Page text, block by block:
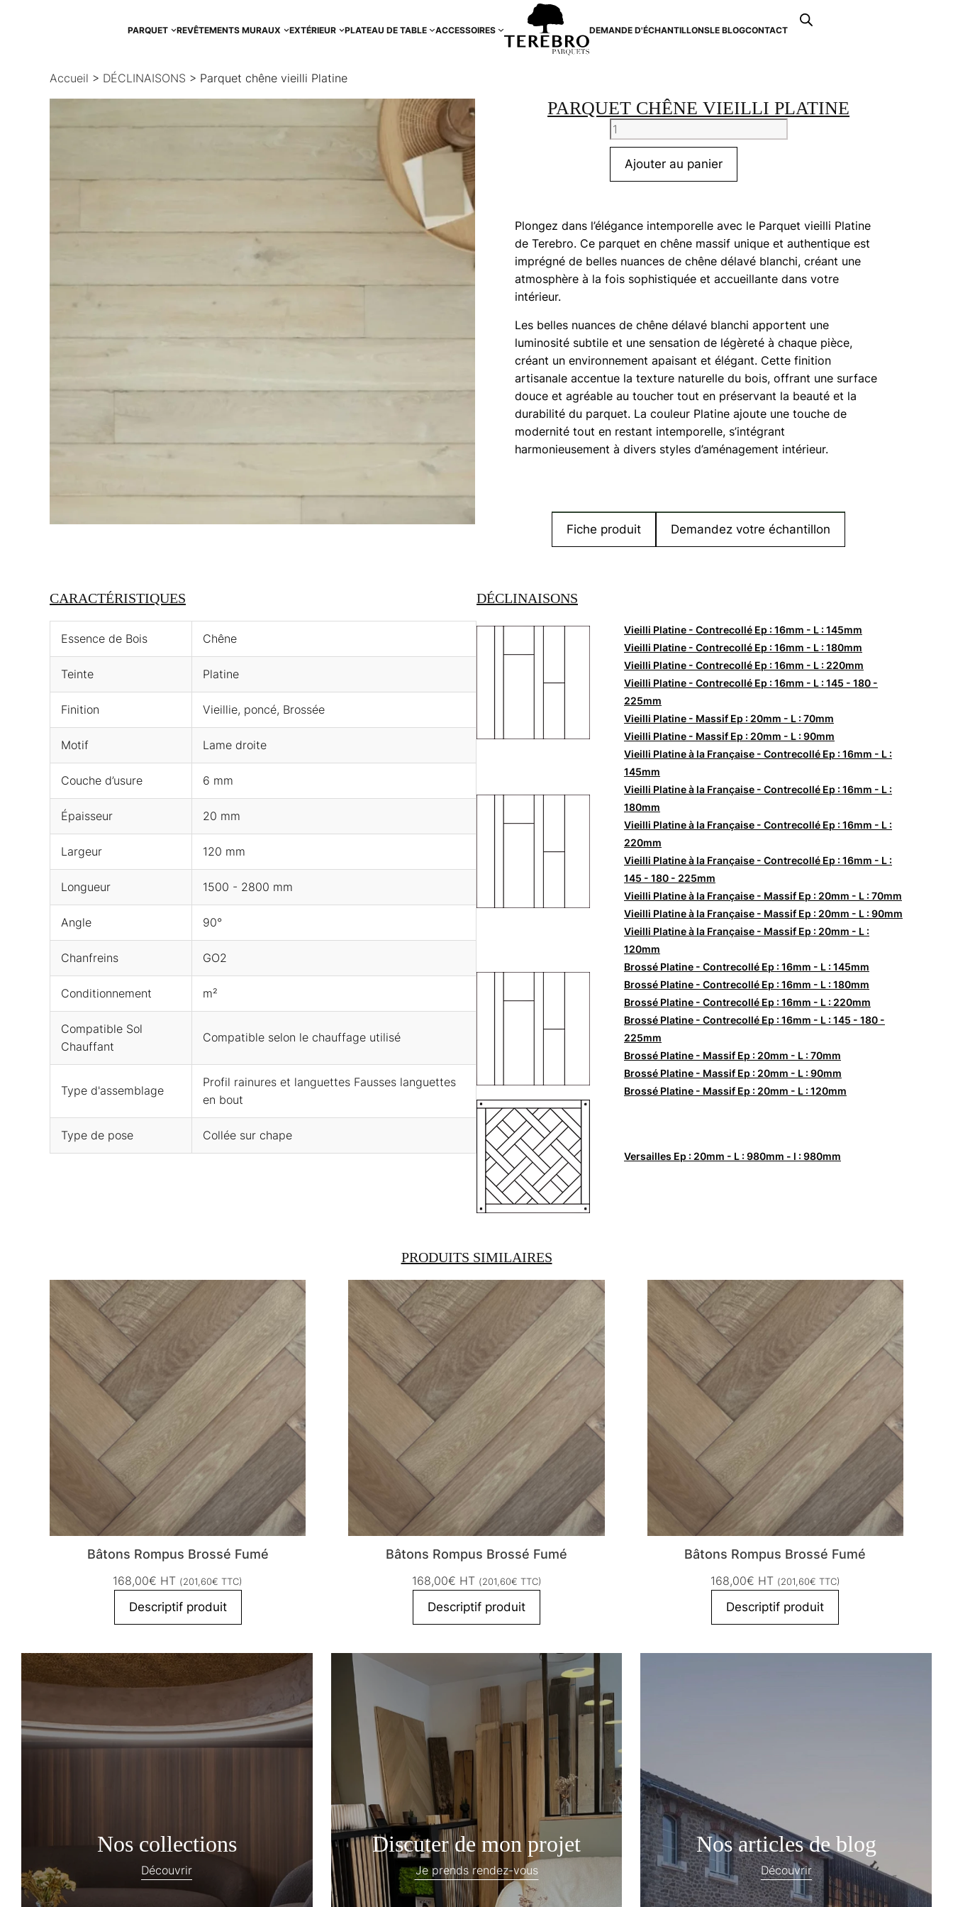
PARQUET REVÊTEMENTS MURAUX EXTÉRIEUR PLATEAU DE TABLE ACCESSOIRES DEMANDE D'ÉCHANTILLONSLE BLOGCONTACT
Recherche
de
Accueil > DÉCLINAISONS > Parquet chêne vieilli Platine
PARQUET CHÊNE VIEILLI PLATINE
quantité
de
Parquet
chêne
Ajouter au panier
Plongez dans l’élégance intemporelle avec le Parquet vieilli Platine
de Terebro. Ce parquet en chêne massif unique et authentique est
imprégné de belles nuances de chêne délavé blanchi, créant une
atmosphère à la fois sophistiquée et accueillante dans votre
intérieur.
Les belles nuances de chêne délavé blanchi apportent une
luminosité subtile et une sensation de légèreté à chaque pièce,
créant un environnement apaisant et élégant. Cette finition
artisanale accentue la texture naturelle du bois, offrant une surface
douce et agréable au toucher tout en préservant la beauté et la
durabilité du parquet. La couleur Platine ajoute une touche de
modernité tout en restant intemporelle, s’intégrant
harmonieusement à divers styles d’aménagement intérieur.
Fiche produit Demandez votre échantillon
CARACTÉRISTIQUES
Essence de Bois Chêne
Teinte Platine
Finition Vieillie, poncé, Brossée
Motif Lame droite
Couche d’usure 6 mm
Épaisseur 20 mm
Largeur 120 mm
Longueur 1500 - 2800 mm
Angle 90°
Chanfreins GO2
Conditionnement m²
Compatible Sol
Chauffant
Compatible selon le chauffage utilisé
Type d'assemblage
Profil rainures et languettes Fausses languettes
en bout
Type de pose Collée sur chape
DÉCLINAISONS
Vieilli Platine - Contrecollé Ep : 16mm - L : 145mm
Vieilli Platine - Contrecollé Ep : 16mm - L : 180mm
Vieilli Platine - Contrecollé Ep : 16mm - L : 220mm
Vieilli Platine - Contrecollé Ep : 16mm - L : 145 - 180 -
225mm
Vieilli Platine - Massif Ep : 20mm - L : 70mm
Vieilli Platine - Massif Ep : 20mm - L : 90mm
Vieilli Platine à la Française - Contrecollé Ep : 16mm - L :
145mm
Vieilli Platine à la Française - Contrecollé Ep : 16mm - L :
180mm
Vieilli Platine à la Française - Contrecollé Ep : 16mm - L :
220mm
Vieilli Platine à la Française - Contrecollé Ep : 16mm - L :
145 - 180 - 225mm
Vieilli Platine à la Française - Massif Ep : 20mm - L : 70mm
Vieilli Platine à la Française - Massif Ep : 20mm - L : 90mm
Vieilli Platine à la Française - Massif Ep : 20mm - L :
120mm
Brossé Platine - Contrecollé Ep : 16mm - L : 145mm
Brossé Platine - Contrecollé Ep : 16mm - L : 180mm
Brossé Platine - Contrecollé Ep : 16mm - L : 220mm
Brossé Platine - Contrecollé Ep : 16mm - L : 145 - 180 -
225mm
Brossé Platine - Massif Ep : 20mm - L : 70mm
Brossé Platine - Massif Ep : 20mm - L : 90mm
Brossé Platine - Massif Ep : 20mm - L : 120mm
Versailles Ep : 20mm - L : 980mm - l : 980mm
PRODUITS SIMILAIRES
Bâtons Rompus Brossé Fumé
168,00€ HT (201,60€ TTC)
Descriptif produit
Bâtons Rompus Brossé Fumé
168,00€ HT (201,60€ TTC)
Descriptif produit
Bâtons Rompus Brossé Fumé
168,00€ HT (201,60€ TTC)
Descriptif produit
Nos collections
Découvrir
Discuter de mon projet
Je prends rendez-vous
Nos articles de blog
Découvrir